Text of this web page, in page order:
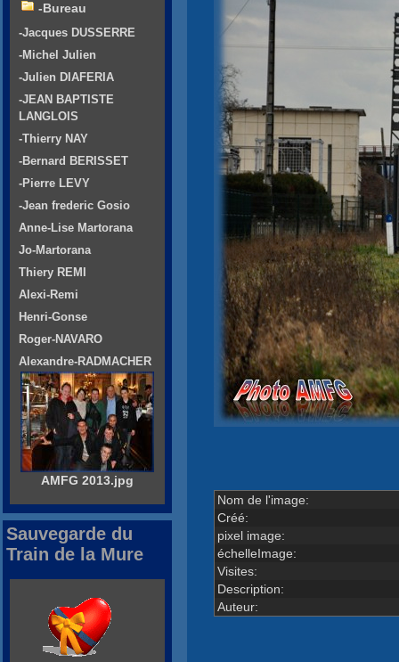
Nom de l'image:
Créé:
pixel image:
échelleImage:
Visites:
Description:
Auteur:
-Bureau
-Jacques DUSSERRE
-Michel Julien
-Julien DIAFERIA
-JEAN BAPTISTE
LANGLOIS
-Thierry NAY
-Bernard BERISSET
-Pierre LEVY
-Jean frederic Gosio
Anne-Lise Martorana
Jo-Martorana
Thiery REMI
Alexi-Remi
Henri-Gonse
Roger-NAVARO
Alexandre-RADMACHER
AMFG 2013.jpg
Sauvegarde du
Train de la Mure